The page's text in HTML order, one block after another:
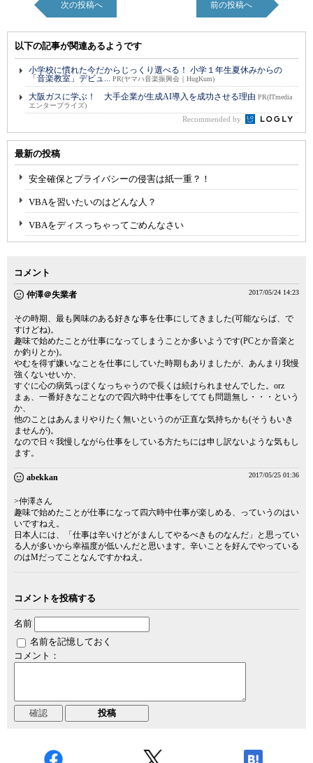
次の投稿へ 前の投稿へ
以下の記事が関連あるようです
小学校に慣れた今だからじっくり選べる！ 小学１年生夏休みからの
「音楽教室」デビュ... PR(ヤマハ音楽振興会｜HugKum)
大阪ガスに学ぶ！ 大手企業が生成AI導入を成功させる理由 PR(ITmedia
エンタープライズ)
Recommended by
最新の投稿
安全確保とプライバシーの侵害は紙一重？！
VBAを習いたいのはどんな人？
VBAをディスっちゃってごめんなさい
コメント
仲澤＠失業者 2017/05/24 14:23
その時期、最も興味のある好きな事を仕事にしてきました(可能ならば、で
すけどね)。
趣味で始めたことが仕事になってしまうことか多いようです(PCとか音楽と
か釣りとか)。
やむを得ず嫌いなことを仕事にしていた時期もありましたが、あんまり我慢
強くないせいか、
すぐに心の病気っぽくなっちゃうので長くは続けられませんでした。orz
まぁ、一番好きなことなので四六時中仕事をしてても問題無し・・・という
か、
他のことはあんまりやりたく無いというのが正直な気持ちかも(そうもいき
ませんが)。
なので日々我慢しながら仕事をしている方たちには申し訳ないような気もし
ます。
abekkan 2017/05/25 01:36
>仲澤さん
趣味で始めたことが仕事になって四六時中仕事が楽しめる、っていうのはい
いですねえ。
日本人には、「仕事は辛いけどがまんしてやるべきものなんだ」と思ってい
る人が多いから幸福度が低いんだと思います。辛いことを好んでやっている
のはMだってことなんですかねえ。
コメントを投稿する
名前
名前を記憶しておく
コメント：